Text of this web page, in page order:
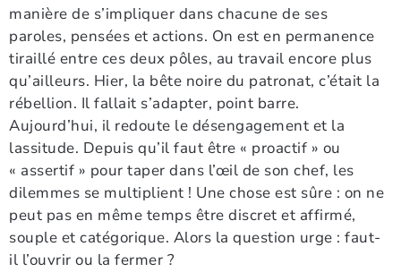
manière de s’impliquer dans chacune de ses
paroles, pensées et actions. On est en permanence
tiraillé entre ces deux pôles, au travail encore plus
qu’ailleurs. Hier, la bête noire du patronat, c’était la
rébellion. Il fallait s’adapter, point barre.
Aujourd’hui, il redoute le désengagement et la
lassitude. Depuis qu’il faut être « proactif » ou
« assertif » pour taper dans l’œil de son chef, les
dilemmes se multiplient ! Une chose est sûre : on ne
peut pas en même temps être discret et affirmé,
souple et catégorique. Alors la question urge : faut-
il l’ouvrir ou la fermer ?